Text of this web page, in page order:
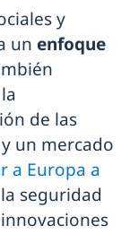
y
un enfoque
de las
un mercado
a Europa a
seguridad